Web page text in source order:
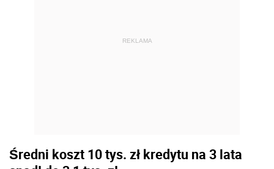
REKLAMA
Średni koszt 10 tys. zł kredytu na 3 lata